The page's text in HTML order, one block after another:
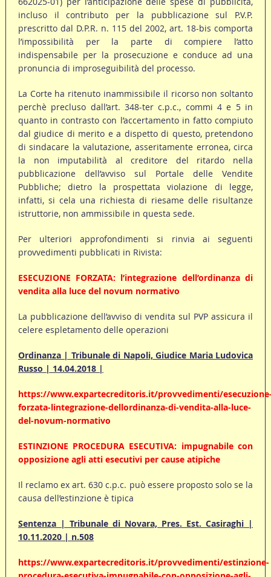
incluso il contributo per la pubblicazione sul P.V.P.
prescritto dal D.P.R. n. 115 del 2002, art. 18-bis comporta
l’impossibilità per la parte di compiere l’atto
indispensabile per la prosecuzione e conduce ad una
pronuncia di improseguibilità del processo.
La Corte ha ritenuto inammissibile il ricorso non soltanto
perchè precluso dall’art. 348-ter c.p.c., commi 4 e 5 in
quanto in contrasto con l’accertamento in fatto compiuto
dal giudice di merito e a dispetto di questo, pretendono
di sindacare la valutazione, asseritamente erronea, circa
la non imputabilità al creditore del ritardo nella
pubblicazione dell’avviso sul Portale delle Vendite
Pubbliche; dietro la prospettata violazione di legge,
infatti, si cela una richiesta di riesame delle risultanze
istruttorie, non ammissibile in questa sede.
Per ulteriori approfondimenti si rinvia ai seguenti
provvedimenti pubblicati in Rivista:
ESECUZIONE FORZATA: l’integrazione dell’ordinanza di
vendita alla luce del novum normativo
La pubblicazione dell’avviso di vendita sul PVP assicura il
celere espletamento delle operazioni
Ordinanza | Tribunale di Napoli, Giudice Maria Ludovica
Russo | 14.04.2018 |
https://www.expartecreditoris.it/provvedimenti/
forzata-lintegrazione-dellordinanza-di-vendita-alla-luce-
del-novum-normativo
ESTINZIONE PROCEDURA ESECUTIVA: impugnabile con
opposizione agli atti esecutivi per cause atipiche
Il reclamo ex art. 630 c.p.c. può essere proposto solo se la
causa dell’estinzione è tipica
Sentenza | Tribunale di Novara, Pres. Est. Casiraghi |
10.11.2020 | n.508
https://www.expartecreditoris.it/provvedimenti/estinzione-